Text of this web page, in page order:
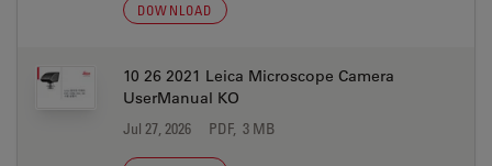
DOWNLOAD
10 26 2021 Leica Microscope Camera
UserManual KO
Jul 27, 2026 PDF, 3 MB